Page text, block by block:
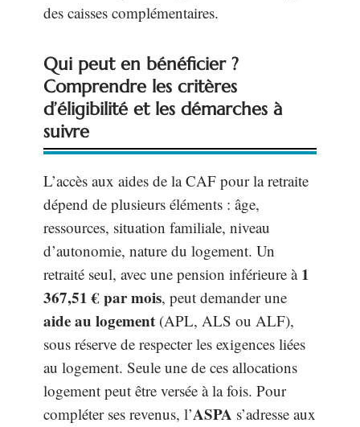
des caisses complémentaires.
Qui peut en bénéficier ?
Comprendre les critères
d’éligibilité et les démarches à
suivre
L’accès aux aides de la CAF pour la retraite
dépend de plusieurs éléments : âge,
ressources, situation familiale, niveau
d’autonomie, nature du logement. Un
retraité seul, avec une pension inférieure à 1
367,51 € par mois, peut demander une
aide au logement (APL, ALS ou ALF),
sous réserve de respecter les exigences liées
au logement. Seule une de ces allocations
logement peut être versée à la fois. Pour
compléter ses revenus, l’ASPA s’adresse aux